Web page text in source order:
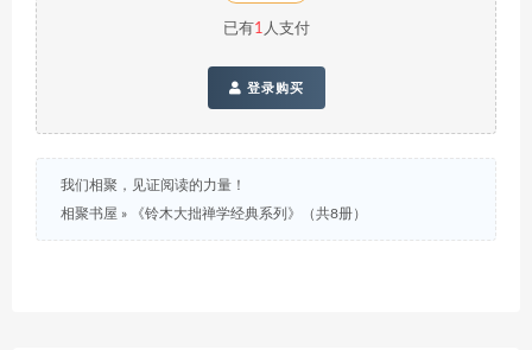
已有1 人支付
登录购买
我们相聚，见证阅读的力量！
相聚书屋 » 《铃木大拙禅学经典系列》（共8册）